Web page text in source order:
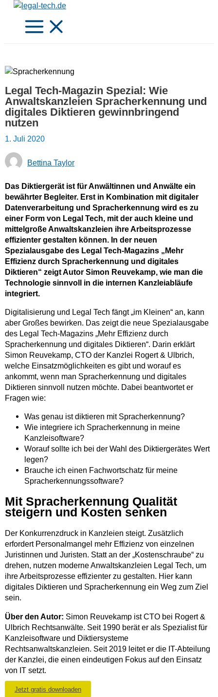
Zum
springen
Legal Tech-Magazin Spezial: Wie
Anwaltskanzleien Spracherkennung und
digitales Diktieren gewinnbringend
nutzen
1. Juli 2020
Bettina Taylor
Das Diktiergerät ist für Anwältinnen und Anwälte ein
bewährter Begleiter. Erst in Kombination mit digitaler
Datenverarbeitung und Spracherkennung wird es zu
einer Form von Legal Tech, mit der auch kleine und
mittelgroße Anwaltskanzleien ihre Arbeitsprozesse
effizienter gestalten können. In der neuen
Spezialausgabe des Legal Tech-Magazins „Mehr
Effizienz durch Spracherkennung und digitales
Diktieren“ zeigt Autor Simon Reuvekamp, wie man die
Technologie sinnvoll in die internen Kanzleiabläufe
integriert.
Digitalisierung und Legal Tech fängt „im Kleinen“ an, kann
aber Großes bewirken. Das zeigt die neue Spezialausgabe
des Legal Tech-Magazins „Mehr Effizienz durch
Spracherkennung und digitales Diktieren“. Darin erklärt
Simon Reuvekamp, CTO der Kanzlei Rogert & Ulbrich,
welche Einsatzmöglichkeiten es gibt und worauf es
ankommt, wenn man Spracherkennung und digitales
Diktieren sinnvoll nutzen möchte. Dabei beantwortet er
Fragen wie:
Was genau ist diktieren mit Spracherkennung?
Wie integriere ich Spracherkennung in meine
Kanzleisoftware?
Worauf sollte ich bei der Wahl des Diktiergerätes Wert
legen?
Brauche ich einen Fachwortschatz für meine
Spracherkennungssoftware?
Mit Spracherkennung Qualität
steigern und Kosten senken
Der Konkurrenzdruck in Kanzleien steigt. Zusätzlich
erfordert Personalmangel mehr Effizienz von einzelnen
Juristinnen und Juristen. Statt an der „Kostenschraube“ zu
drehen, nutzen moderne Anwaltskanzleien Legal Tech, um
ihre Arbeitsprozesse effizienter zu gestalten. Hier kann
digitales Diktieren und Spracherkennung ein Weg zum Ziel
sein.
Über den Autor: Simon Reuvekamp ist CTO bei Rogert &
Ulbrich Rechtsanwälte. Seit 1990 berät er als Spezialist für
Kanzleisoftware und Diktiersysteme
Rechtsanwaltskanzleien. Seit 2019 leitet er die IT-Abteilung
der Kanzlei, die einen eindeutigen Fokus auf den Einsatz
von IT setzt.
Jetzt gratis downloaden